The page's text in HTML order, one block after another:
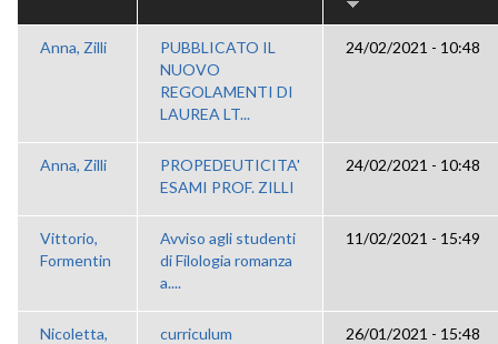
Anna, Zilli
PUBBLICATO IL
NUOVO
REGOLAMENTI DI
LAUREA LT...
24/02/2021 - 10:48
Anna, Zilli
PROPEDEUTICITA'
ESAMI PROF. ZILLI
24/02/2021 - 10:48
Vittorio,
Formentin
Avviso agli studenti
di Filologia romanza
a....
11/02/2021 - 15:49
Nicoletta,
curriculum 26/01/2021 - 15:48